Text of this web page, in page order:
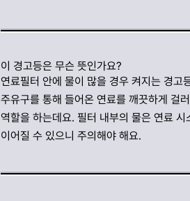
이 경고등은 무슨 뜻인가요?
연료필터 안에 물이 많을 경우 켜지는 경고
주유구를 통해 들어온 연료를 깨끗하게 걸
역할을 하는데요. 필터 내부의 물은 연료
이어질 수 있으니 주의해야 해요.